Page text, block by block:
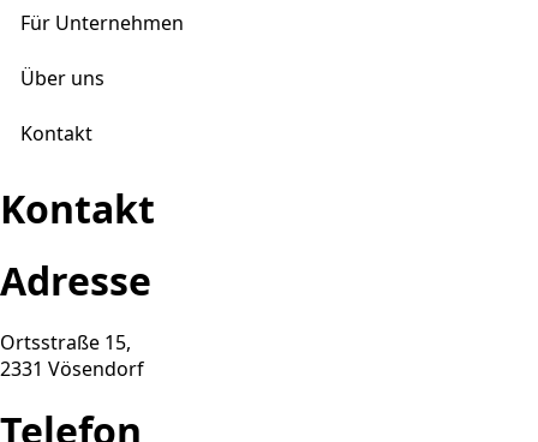
Für Unternehmen
Über uns
Kontakt
Kontakt
Adresse
Ortsstraße 15,
2331 Vösendorf
Telefon